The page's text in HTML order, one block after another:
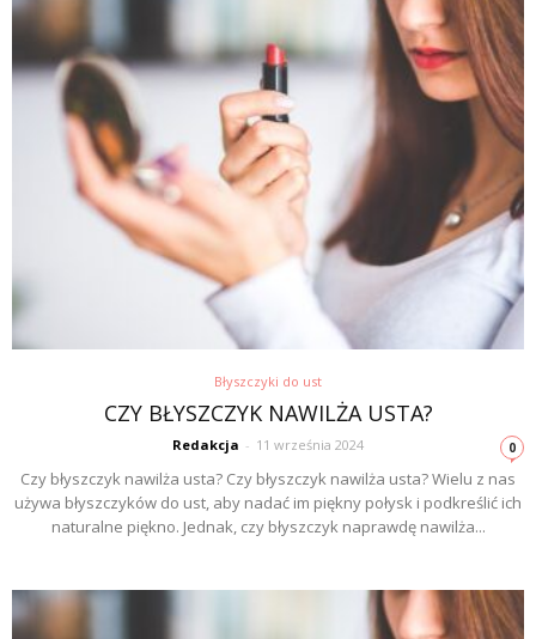
Błyszczyki do ust
CZY BŁYSZCZYK NAWILŻA USTA?
Redakcja - 11 września 2024 0
Czy błyszczyk nawilża usta? Czy błyszczyk nawilża usta? Wielu z nas
używa błyszczyków do ust, aby nadać im piękny połysk i podkreślić ich
naturalne piękno. Jednak, czy błyszczyk naprawdę nawilża...